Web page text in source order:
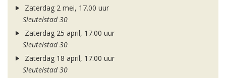
Zaterdag 2 mei, 17.00 uur
Sleutelstad 30
Zaterdag 25 april, 17.00 uur
Sleutelstad 30
Zaterdag 18 april, 17.00 uur
Sleutelstad 30